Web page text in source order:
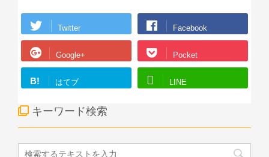
Twitter Facebook
Google+ Pocket
B! はてブ LINE
キーワード検索